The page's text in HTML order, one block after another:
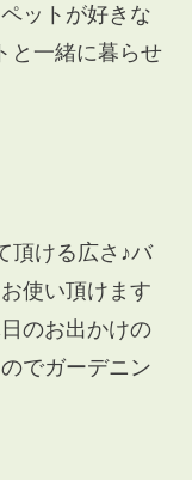
ットが好きな
と一緒に暮らせ
頂ける広さ♪バ
使い頂けます
のお出かけの
でガーデニン